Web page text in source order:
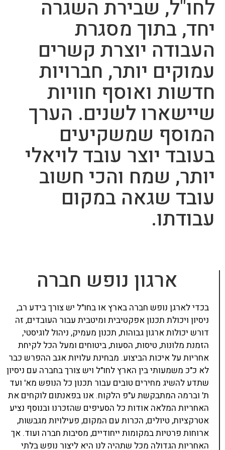
לחו"ל, שבירת השגרה
יחד, בתוך מסגרת
העבודה יוצרת קשרים
עמוקים יותר, חברויות
חדשות ואוסף חוויות
שיישארו לשנים. הערך
המוסף שמשקיעים
בעובד יוצר עובד לויאלי
יותר, שמח והכי חשוב
עובד שגאה במקום
עבודתו.
ארגון נופש חברה
בכדי לארגן נופש חברה בארץ או בחו"ל יש צורך בידע רב,
ניסיון ויכולת תכנון אפקטיבית ומיטבית עבור העובדים, זה
דורש יכולות ארגון גבוהות, תכנון מעמיק, ניהול לוגיסטי,
הזמנת מלונות, טיסות, הסעות, ביטוחים ומעל הכל לקיחת
אחריות על איכות הביצוע. מבחינת עלויות אגב ההפרש כבר
לא כ"כ משמעותי בין הארץ לחו"ל ויש צורך בחברה עם ניסיון
שתדע להשיג מחירים טובים עבור תכנון כל הנופש מא' ועד
ת' וברמה המתבקשת ע"פ הלקוח. אנו בפאנתום לוקחים את
האחריות המלאה אודות כל הסעיפים שהזכרנו ובנוסף נציע
אטרקציות, טיולים, הכרות עם המקום, פעילויות מגבשות,
ארוחות פרטיות במקומות ייחודיים, מסיבות חברה ועוד. אך
האחריות הגדולה מכל שתהיה לנו היא ליצור נופש בלתי